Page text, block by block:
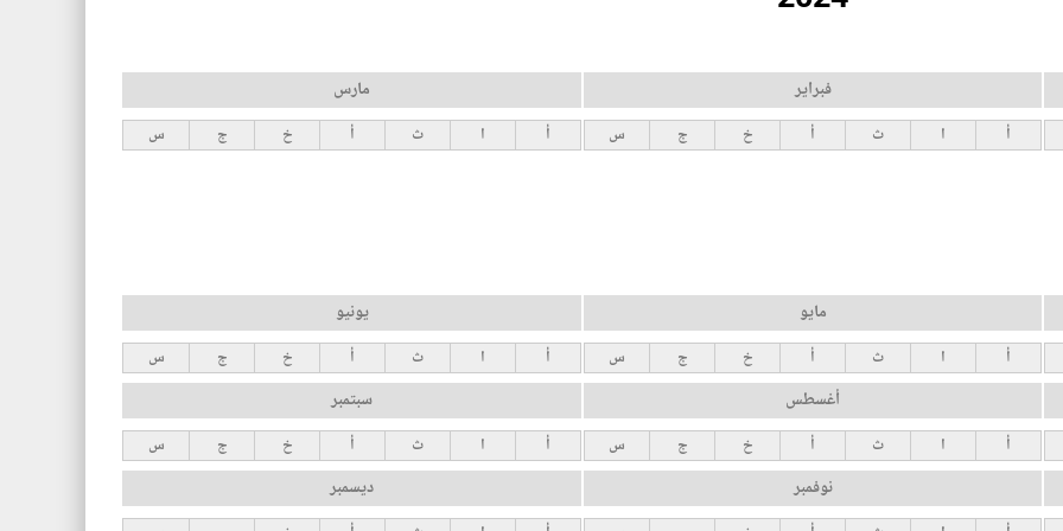
فبراير
أ ا ث أ خ ج س
مارس
أ ا ث أ خ ج س
مايو
أ ا ث أ خ ج س
يونيو
أ ا ث أ خ ج س
أغسطس
أ ا ث أ خ ج س
سبتمبر
أ ا ث أ خ ج س
نوفمبر ديسمبر